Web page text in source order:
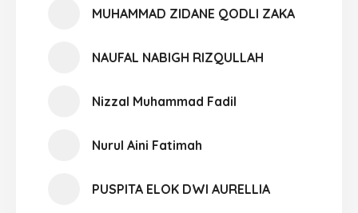
MUHAMMAD ZIDANE QODLI ZAKA
NAUFAL NABIGH RIZQULLAH
Nizzal Muhammad Fadil
Nurul Aini Fatimah
PUSPITA ELOK DWI AURELLIA